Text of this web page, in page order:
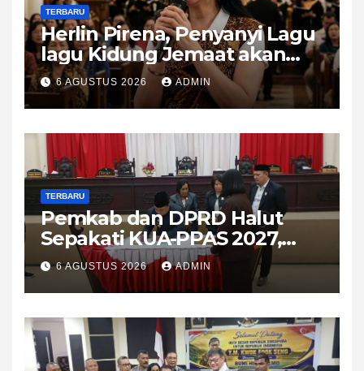
TERBARU
Herlin Pirena, Penyanyi Lagu
lagu Kidung Jemaat akan
KKR 2 malam di Tobelo
6 AGUSTUS 2026 ADMIN
TERBARU
Pemkab dan DPRD Halut
Sepakati KUA-PPAS 2027,
APBD Diproyeksikan Tembus
Rp1,08 Triliun
6 AGUSTUS 2026 ADMIN